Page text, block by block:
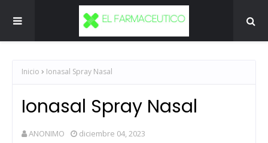
Inicio Ionasal Spray Nasal
Ionasal Spray Nasal
ANONIMO diciembre 04, 2023